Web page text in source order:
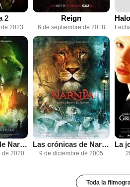
2
2023
Reign
6 de septiembre de 2018
Las crónicas de Narnia: El príncipe Caspian
de 2020
Las crónicas de Narnia: El león, la bruja y el ropero
9 de diciembre de 2005
Toda la